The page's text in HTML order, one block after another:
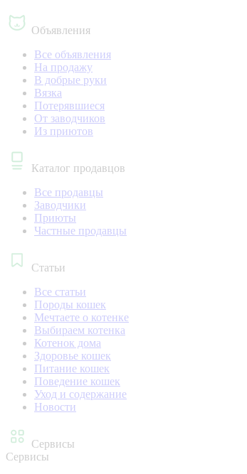
Объявления
Все объявления
На продажу
В добрые руки
Вязка
Потерявшиеся
От заводчиков
Из приютов
Каталог продавцов
Все продавцы
Заводчики
Приюты
Частные продавцы
Статьи
Все статьи
Породы кошек
Мечтаете о котенке
Выбираем котенка
Котенок дома
Здоровье кошек
Питание кошек
Поведение кошек
Уход и содержание
Новости
Сервисы
Сервисы